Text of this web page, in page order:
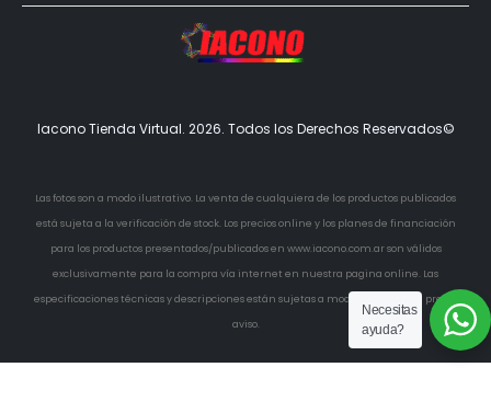
Iacono Tienda Virtual. 2026. Todos los Derechos Reservados©
Las fotos son a modo ilustrativo. La venta de cualquiera de los productos publicados
está sujeta a la verificación de stock. Los precios online y los planes de financiación
para los productos presentados/publicados en www.iacono.com.ar son válidos
exclusivamente para la compra vía internet en nuestra pagina online. Las
especificaciones técnicas y descripciones están sujetas a modificaciones sin previo
aviso.
Necesitas
ayuda?